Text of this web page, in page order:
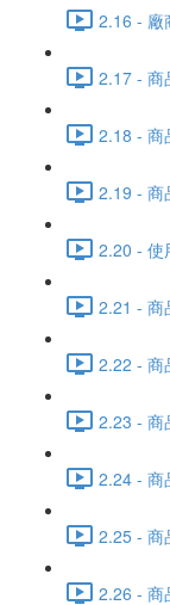
2.16 - 廠
2.17 - 商
2.18 - 商
2.19 - 商
2.20 - 使
2.21 - 商
2.22 - 商
2.23 - 商
2.24 - 商
2.25 - 商
2.26 - 商